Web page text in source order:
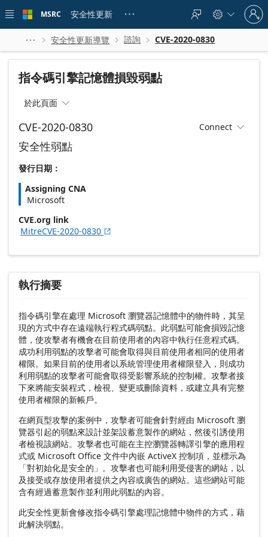
 main
content
MSRC 安全性更新    
Sign
in
to
account
  安全性更新導覽  諮詢  CVE-2020-0830
指令碼引擎記憶體損毀弱點
於此頁面 
CVE-2020-0830 Connect 
安全性弱點
發行日期：
Assigning CNA
Microsoft
CVE.org link
MitreCVE-2020-0830 
執行摘要
指令碼引擎在處理 Microsoft 瀏覽器記憶體中的物件時，其呈
現的方式中存在遠端執行程式碼弱點。此弱點可能會損毀記憶
體，使攻擊者有機會在目前使用者的內容中執行任意程式碼。
成功利用弱點的攻擊者可能會取得與目前使用者相同的使用者
權限。如果目前的使用者以系統管理使用者權限登入，則成功
利用弱點的攻擊者可能會取得受影響系統的控制權。攻擊者接
下來將能安裝程式，檢視、變更或刪除資料，或建立具有完整
使用者權限的新帳戶。
在網頁型攻擊的案例中，攻擊者可能會針對經由 Microsoft 瀏
覽器引起的弱點來設計並架設蓄意製作的網站，然後引誘使用
者檢視該網站。攻擊者也可能在主控瀏覽器轉譯引擎的應用程
式或 Microsoft Office 文件中內嵌 ActiveX 控制項，並標示為
「對初始化是安全的」。攻擊者也可能利用受侵害的網站，以
及接受或存放使用者提供之內容或廣告的網站。這些網站可能
含有經過蓄意製作並利用此弱點的內容。
此安全性更新會修改指令碼引擎處理記憶體中物件的方式，藉
此解決弱點。